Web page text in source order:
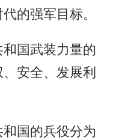
的强军目标。
国武装力量的
安全、发展利
国的兵役分为